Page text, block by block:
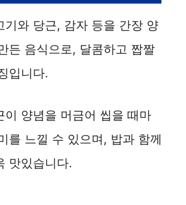
기와 당근, 감자 등을 간장 양
든 음식으로, 달콤하고 짭짤
입니다.
이 양념을 머금어 씹을 때마
를 느낄 수 있으며, 밥과 함께
맛있습니다.